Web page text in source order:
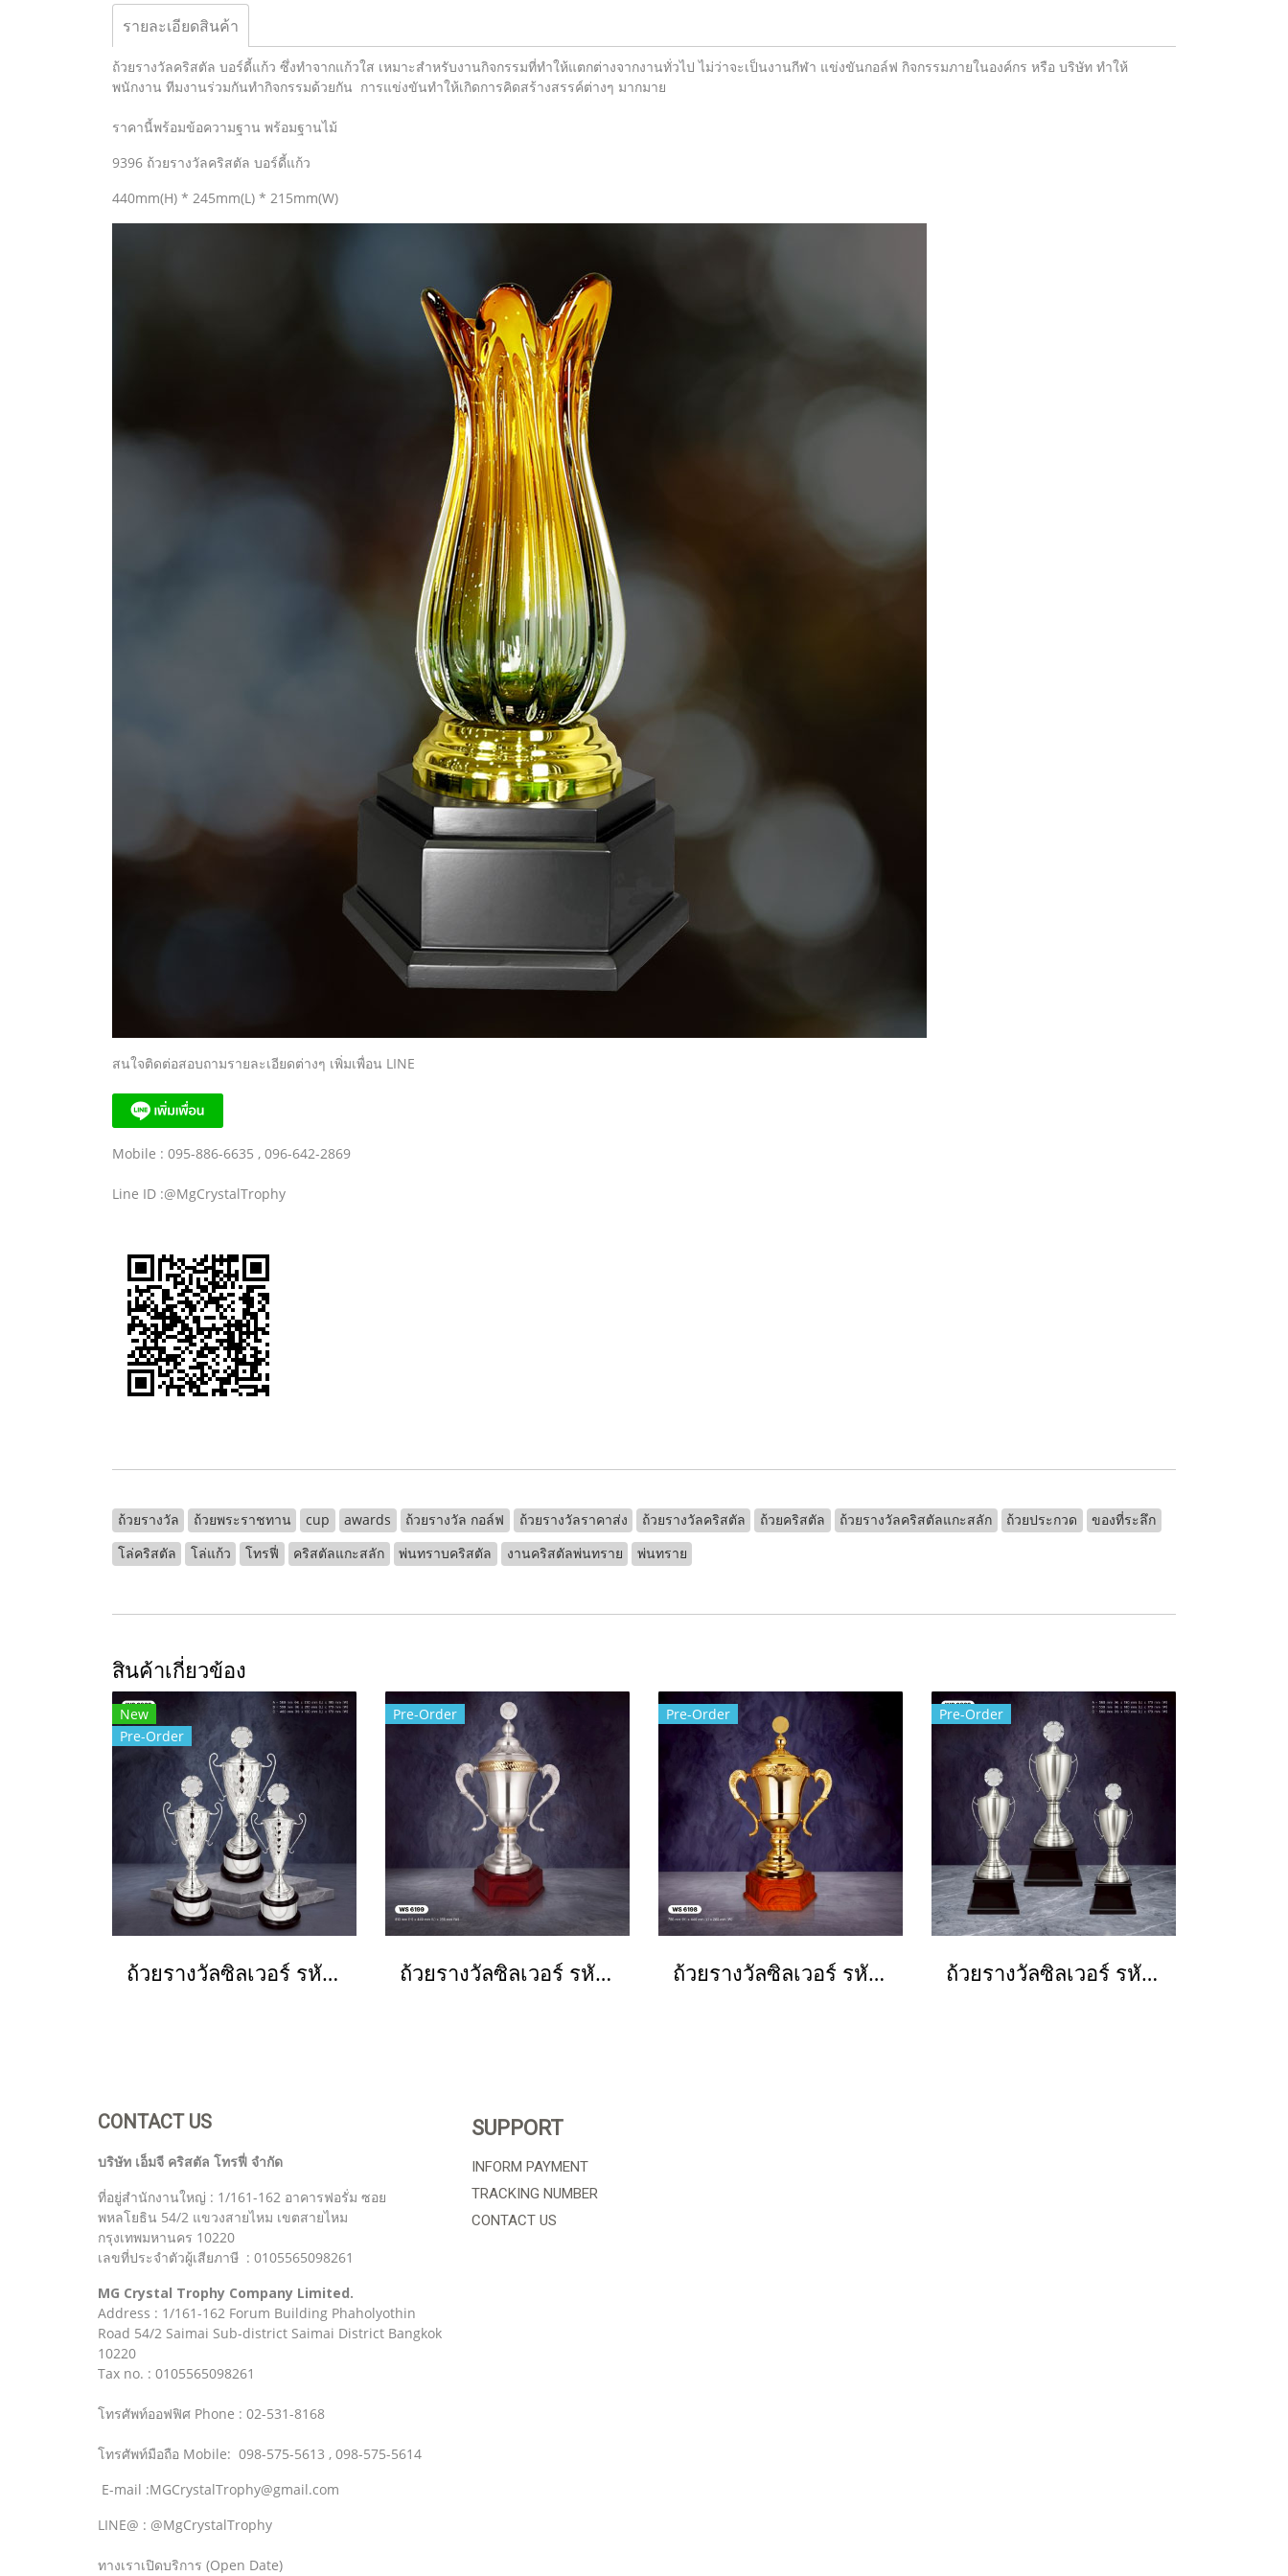
รายละเอียดสินค้า
ถ้วยรางวัลคริสตัล บอร์ดี้แก้ว ซึ่งทำจากแก้วใส เหมาะสำหรับงานกิจกรรมที่ทำให้แตกต่างจากงานทั่วไป ไม่ว่าจะเป็นงานกีฬา แข่งขันกอล์ฟ กิจกรรมภายในองค์กร หรือ บริษัท ทำให้
พนักงาน ทีมงานร่วมกันทำกิจกรรมด้วยกัน การแข่งขันทำให้เกิดการคิดสร้างสรรค์ต่างๆ มากมาย
ราคานี้พร้อมข้อความฐาน พร้อมฐานไม้
9396 ถ้วยรางวัลคริสตัล บอร์ดี้แก้ว
440mm(H) * 245mm(L) * 215mm(W)
สนใจติดต่อสอบถามรายละเอียดต่างๆ เพิ่มเพื่อน LINE
Mobile : 095-886-6635 , 096-642-2869
Line ID :@MgCrystalTrophy
ถ้วยรางวัล ถ้วยพระราชทาน cup awards ถ้วยรางวัล กอล์ฟ ถ้วยรางวัลราคาส่ง ถ้วยรางวัลคริสตัล ถ้วยคริสตัล ถ้วยรางวัลคริสตัลแกะสลัก ถ้วยประกวด
ของที่ระลึก
โล่คริสตัล
โล่แก้ว โทรฟี่ คริสตัลแกะสลัก พ่นทราบคริสตัล งานคริสตัลพ่นทราย พ่นทราย
สินค้าเกี่ยวข้อง
New
Pre-Order
ถ้วยรางวัลซิลเวอร์ รหัส Ws6232
Pre-Order
ถ้วยรางวัลซิลเวอร์ รหัส Ws6199
Pre-Order
ถ้วยรางวัลซิลเวอร์ รหัส Ws6198
Pre-Order
ถ้วยรางวัลซิลเวอร์ รหัส Ws6222
CONTACT US
บริษัท เอ็มจี คริสตัล โทรฟี่ จำกัด
ที่อยู่สำนักงานใหญ่ : 1/161-162 อาคารฟอรั่ม ซอย
พหลโยธิน 54/2 แขวงสายไหม เขตสายไหม
กรุงเทพมหานคร 10220
เลขที่ประจำตัวผู้เสียภาษี : 0105565098261
MG Crystal Trophy Company Limited.
Address : 1/161-162 Forum Building Phaholyothin
Road 54/2 Saimai Sub-district Saimai District Bangkok
10220
Tax no. : 0105565098261
โทรศัพท์ออฟฟิศ Phone : 02-531-8168
โทรศัพท์มือถือ Mobile: 098-575-5613 , 098-575-5614
E-mail :MGCrystalTrophy@gmail.com
LINE@ : @MgCrystalTrophy
ทางเราเปิดบริการ (Open Date)
SUPPORT
INFORM PAYMENT
TRACKING NUMBER
CONTACT US